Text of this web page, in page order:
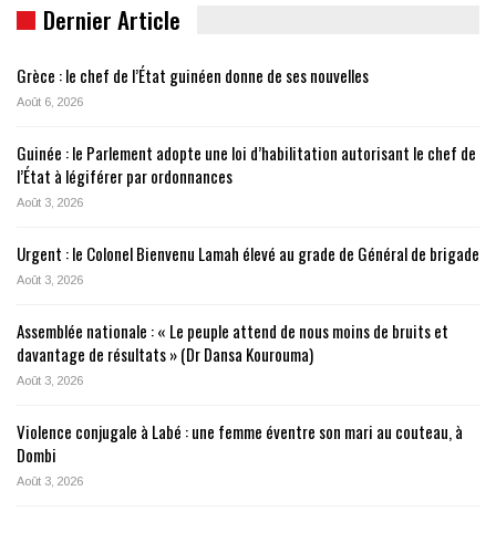
Dernier Article
Grèce : le chef de l’État guinéen donne de ses nouvelles
Août 6, 2026
Guinée : le Parlement adopte une loi d’habilitation autorisant le chef de
l’État à légiférer par ordonnances
Août 3, 2026
Urgent : le Colonel Bienvenu Lamah élevé au grade de Général de brigade
Août 3, 2026
Assemblée nationale : « Le peuple attend de nous moins de bruits et
davantage de résultats » (Dr Dansa Kourouma)
Août 3, 2026
Violence conjugale à Labé : une femme éventre son mari au couteau, à
Dombi
Août 3, 2026